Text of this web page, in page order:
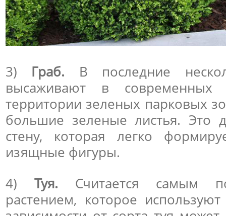
3) Граб. В последние
высаживают в
территории зеленых парковых
большие зеленые листья. Это
стену, которая легко
изящные фигуры.
4) Туя. Считается самым
растением, которое